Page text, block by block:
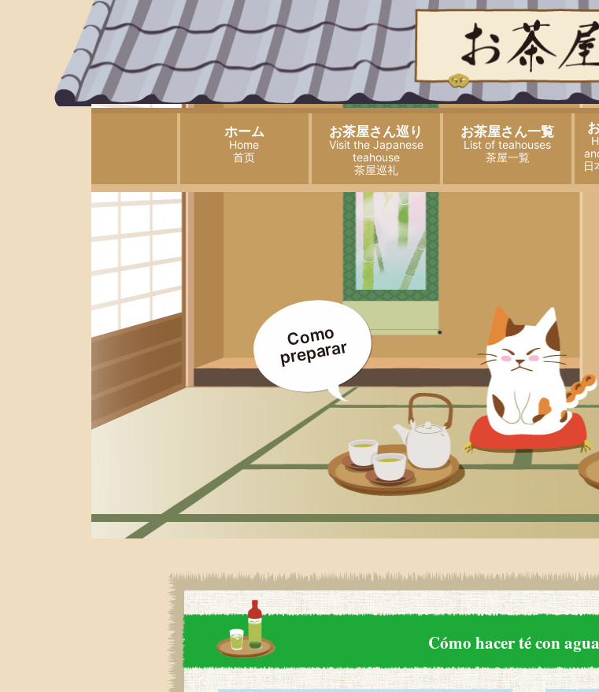
ホーム
Home
首页
お茶屋さん巡り
Visit the Japanese
teahouse
茶屋巡礼
お茶屋さん一覧
List of teahouses
茶屋一覧
日
Como
preparar
Cómo hacer té con